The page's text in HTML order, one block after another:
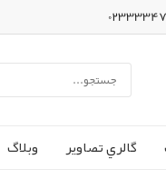
گالري تصاوير وبلاگ